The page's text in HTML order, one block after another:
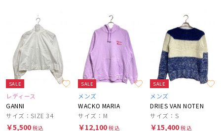
SALE
レディース
GANNI
サイズ：SIZE 34
￥5,500税込
SALE
メンズ
WACKO MARIA
サイズ：M
￥12,100税込
SALE
メンズ
DRIES VAN NOTEN
サイズ：S
￥15,400税込